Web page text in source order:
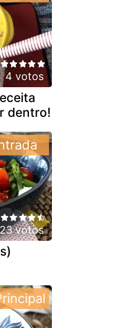
4 votos
dentro!
23 votos